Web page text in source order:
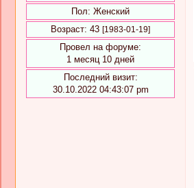
Пол: Женский
Возраст: 43 [1983-01-19]
Провел на форуме:
1 месяц 10 дней
Последний визит:
30.10.2022 04:43:07 pm